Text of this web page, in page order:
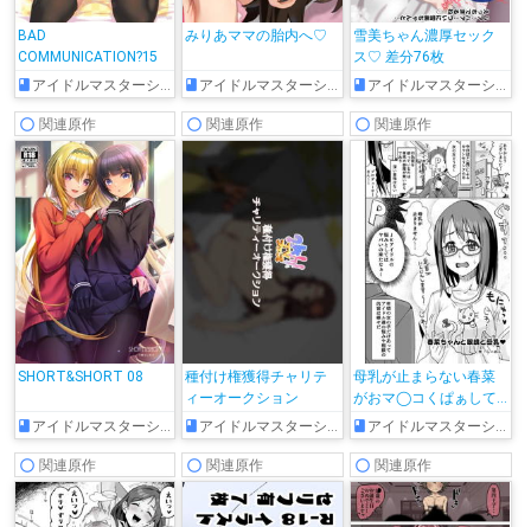
BAD
COMMUNICATION?15
アイドルマスターシンデレラガールズ
みりあママの胎内へ♡
アイドルマスターシンデレラガールズ
雪美ちゃん濃厚セック
ス♡ 差分76枚
アイドルマスターシンデレラガールズ
関連原作
SHORT&SHORT 08
アイドルマスターシンデレラガールズ
関連原作
種付け権獲得チャリテ
ィーオークション
アイドルマスターシンデレラガールズ
関連原作
母乳が止まらない春菜
がおマ◯コくぱぁして
誘ってきて…♡
アイドルマスターシンデレラガールズ
関連原作 関連原作 関連原作